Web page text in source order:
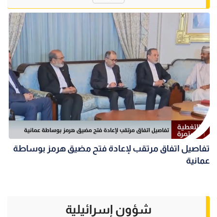
تفاصيل اتفاق مرتقب لإعادة فتح مضيق هرمز بوساطة
عمانية
شؤون إسرائيلية